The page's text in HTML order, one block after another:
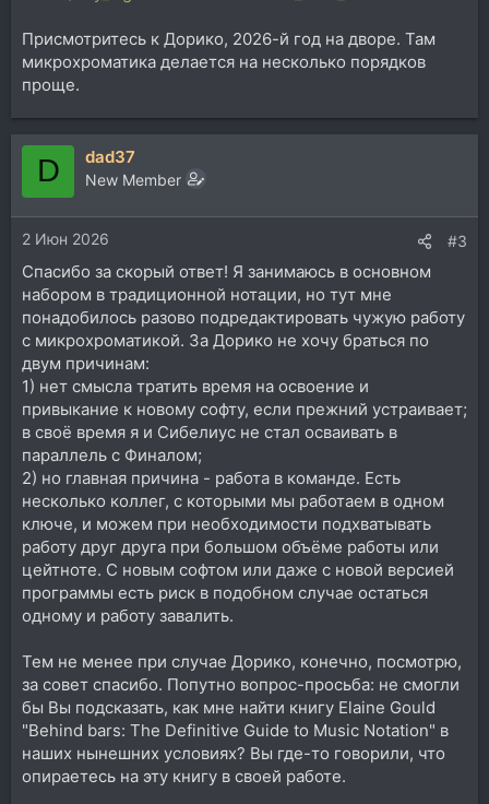
Присмотритесь к Дорико, 2026-й год на дворе. Там
микрохроматика делается на несколько порядков
проще.
D dad37
New Member
2 Июн 2026 #3
Спасибо за скорый ответ! Я занимаюсь в основном
набором в традиционной нотации, но тут мне
понадобилось разово подредактировать чужую работу
с микрохроматикой. За Дорико не хочу браться по
двум причинам:
1) нет смысла тратить время на освоение и
привыкание к новому софту, если прежний устраивает;
в своё время я и Сибелиус не стал осваивать в
параллель с Финалом;
2) но главная причина - работа в команде. Есть
несколько коллег, с которыми мы работаем в одном
ключе, и можем при необходимости подхватывать
работу друг друга при большом объёме работы или
цейтноте. С новым софтом или даже с новой версией
программы есть риск в подобном случае остаться
одному и работу завалить.
Тем не менее при случае Дорико, конечно, посмотрю,
за совет спасибо. Попутно вопрос-просьба: не смогли
бы Вы подсказать, как мне найти книгу Elaine Gould
"Behind bars: The Definitive Guide to Music Notation" в
наших нынешних условиях? Вы где-то говорили, что
опираетесь на эту книгу в своей работе.